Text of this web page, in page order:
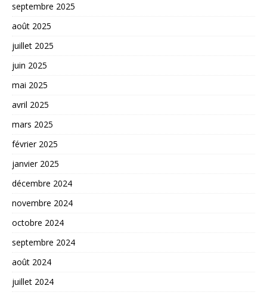
septembre 2025
août 2025
juillet 2025
juin 2025
mai 2025
avril 2025
mars 2025
février 2025
janvier 2025
décembre 2024
novembre 2024
octobre 2024
septembre 2024
août 2024
juillet 2024